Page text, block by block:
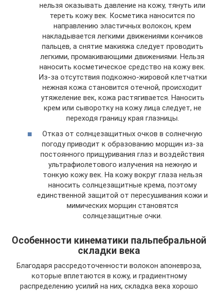
нельзя оказывать давление на кожу, тянуть или
тереть кожу век. Косметика наносится по
направлению эластичных волокон, крем
накладывается легкими движениями кончиков
пальцев, а снятие макияжа следует проводить
легкими, промакивающими движениями. Нельзя
наносить косметическое средство на кожу век.
Из-за отсутствия подкожно-жировой клетчатки
нежная кожа становится отечной, происходит
утяжеление век, кожа растягивается. Наносить
крем или сыворотку на кожу лица следует, не
переходя границу края глазницы.
Отказ от солнцезащитных очков в солнечную
погоду приводит к образованию морщин из-за
постоянного прищуривания глаз и воздействия
ультрафиолетового излучения на нежную и
тонкую кожу век. На кожу вокруг глаза нельзя
наносить солнцезащитные крема, поэтому
единственной защитой от пересушивания кожи и
мимических морщин становятся
солнцезащитные очки.
Особенности кинематики пальпебральной
складки века
Благодаря рассредоточенности волокон апоневроза,
которые вплетаются в кожу, и градиентному
распределению усилий на них, складка века хорошо